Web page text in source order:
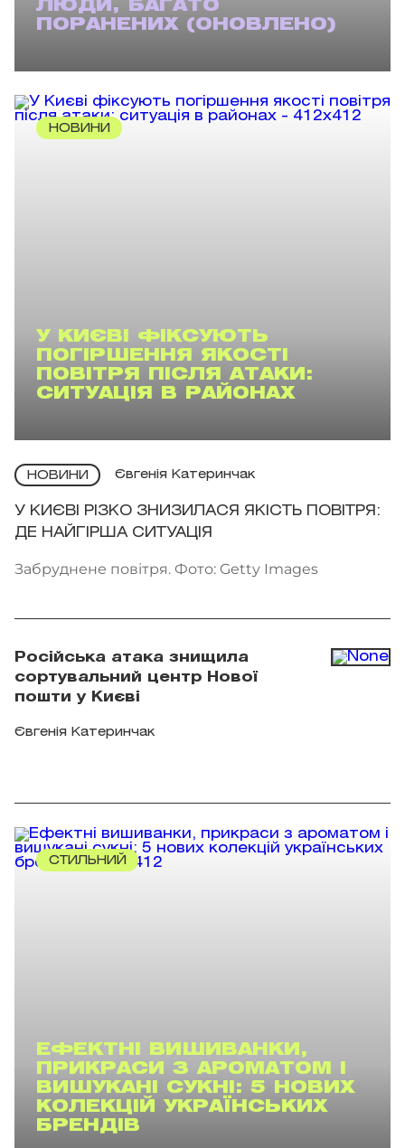
ЛЮДИ, БАГАТО
ПОРАНЕНИХ (ОНОВЛЕНО)
НОВИНИ
У КИЄВІ ФІКСУЮТЬ
ПОГІРШЕННЯ ЯКОСТІ
ПОВІТРЯ ПІСЛЯ АТАКИ:
СИТУАЦІЯ В РАЙОНАХ
НОВИНИ Євгенія Катеринчак
У КИЄВІ РІЗКО ЗНИЗИЛАСЯ ЯКІСТЬ ПОВІТРЯ:
ДЕ НАЙГІРША СИТУАЦІЯ
Забруднене повітря. Фото: Getty Images
Російська атака знищила
сортувальний центр Нової
пошти у Києві
Євгенія Катеринчак
СТИЛЬНИЙ
ЕФЕКТНІ ВИШИВАНКИ,
ПРИКРАСИ З АРОМАТОМ І
ВИШУКАНІ СУКНІ: 5 НОВИХ
КОЛЕКЦІЙ УКРАЇНСЬКИХ
БРЕНДІВ